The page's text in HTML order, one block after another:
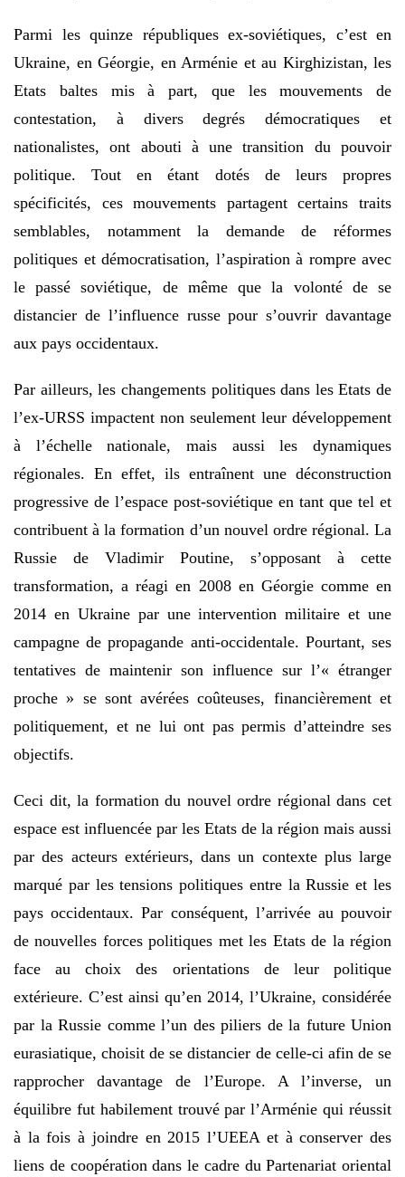
Parmi les quinze républiques ex-soviétiques, c’est en
Ukraine, en Géorgie, en Arménie et au Kirghizistan, les
Etats baltes mis à part, que les mouvements de
contestation, à divers degrés démocratiques et
nationalistes, ont abouti à une transition du pouvoir
politique. Tout en étant dotés de leurs propres
spécificités, ces mouvements partagent certains traits
semblables, notamment la demande de réformes
politiques et démocratisation, l’aspiration à rompre avec
le passé soviétique, de même que la volonté de se
distancier de l’influence russe pour s’ouvrir davantage
aux pays occidentaux.
Par ailleurs, les changements politiques dans les Etats de
l’ex-URSS impactent non seulement leur développement
à l’échelle nationale, mais aussi les dynamiques
régionales. En effet, ils entraînent une déconstruction
progressive de l’espace post-soviétique en tant que tel et
contribuent à la formation d’un nouvel ordre régional. La
Russie de Vladimir Poutine, s’opposant à cette
transformation, a réagi en 2008 en Géorgie comme en
2014 en Ukraine par une intervention militaire et une
campagne de propagande anti-occidentale. Pourtant, ses
tentatives de maintenir son influence sur l’« étranger
proche » se sont avérées coûteuses, financièrement et
politiquement, et ne lui ont pas permis d’atteindre ses
objectifs.
Ceci dit, la formation du nouvel ordre régional dans cet
espace est influencée par les Etats de la région mais aussi
par des acteurs extérieurs, dans un contexte plus large
marqué par les tensions politiques entre la Russie et les
pays occidentaux. Par conséquent, l’arrivée au pouvoir
de nouvelles forces politiques met les Etats de la région
face au choix des orientations de leur politique
extérieure. C’est ainsi qu’en 2014, l’Ukraine, considérée
par la Russie comme l’un des piliers de la future Union
eurasiatique, choisit de se distancier de celle-ci afin de se
rapprocher davantage de l’Europe. A l’inverse, un
équilibre fut habilement trouvé par l’Arménie qui réussit
à la fois à joindre en 2015 l’UEEA et à conserver des
liens de coopération dans le cadre du Partenariat oriental